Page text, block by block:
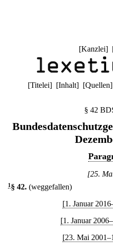
[Kanzlei]
[Titelei] [Inhalt] [Quellen]
§ 42
[25.
1 § 42. (weggefallen)
[1. Januar
[1. Januar
[23. Mai